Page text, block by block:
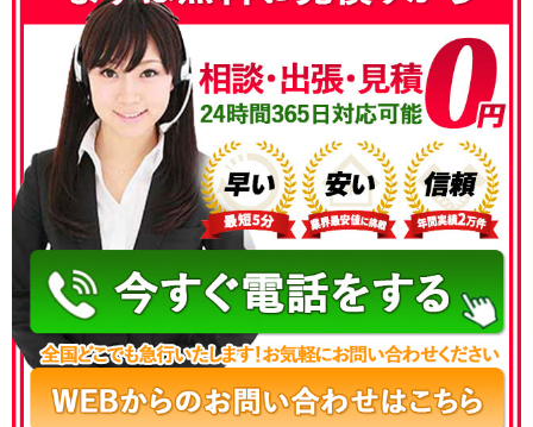
050-3177-5687